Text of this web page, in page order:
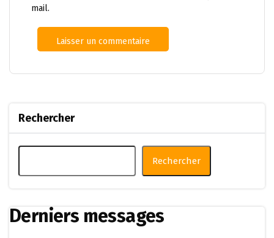
mail.
Rechercher
Rechercher
Derniers messages